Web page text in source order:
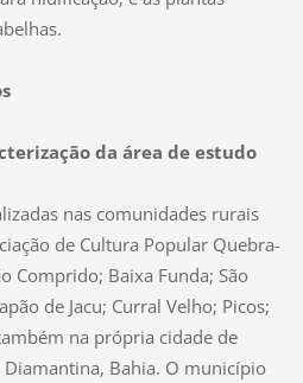
da área de estudo
nas comunidades rurais
de Cultura Popular Quebra-
Comprido; Baixa Funda; São
de Jacu; Curral Velho; Picos;
na própria cidade de
Diamantina, Bahia. O município